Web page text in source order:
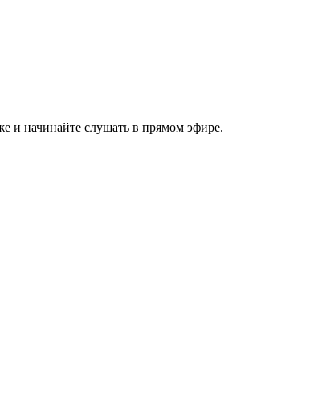
и начинайте слушать в прямом эфире.